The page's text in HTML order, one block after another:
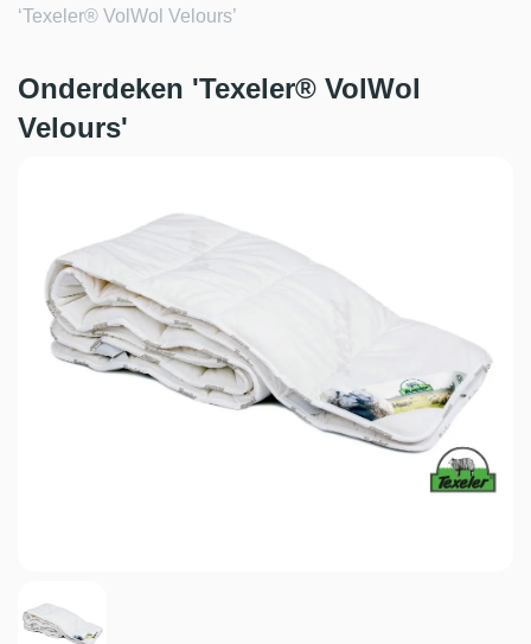
‘Texeler® VolWol Velours’
Onderdeken 'Texeler® VolWol
Velours'